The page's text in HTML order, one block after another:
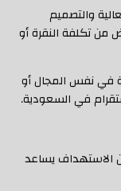
والتصميم
من تكلفة النقرة أو
في نفس المجال أو
في السعودية.
الاستهداف يساعد